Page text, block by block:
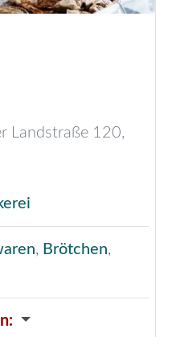
Landstraße 120,
, Brötchen,
: